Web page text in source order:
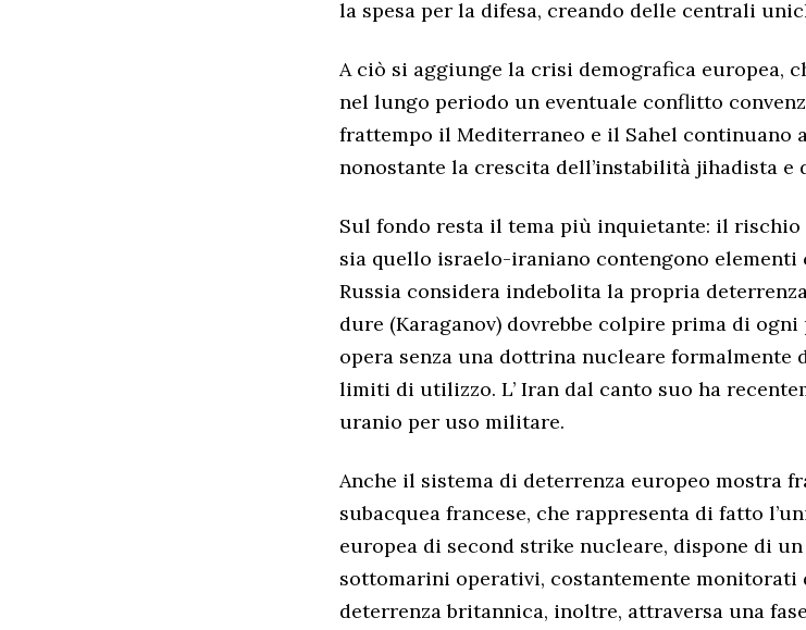
la spesa per la difesa, creando delle centrali
A ciò si aggiunge la crisi demografica europea,
nel lungo periodo un eventuale conflitto
frattempo il Mediterraneo e il Sahel continuano
nonostante la crescita dell’instabilità jihadista
Sul fondo resta il tema più inquietante: il
sia quello israelo-iraniano contengono
Russia considera indebolita la propria
dure (Karaganov) dovrebbe colpire prima di
opera senza una dottrina nucleare formalmente
limiti di utilizzo. L’ Iran dal canto suo ha
uranio per uso militare.
Anche il sistema di deterrenza europeo mostra
subacquea francese, che rappresenta di fatto
europea di second strike nucleare, dispone di
sottomarini operativi, costantemente
deterrenza britannica, inoltre, attraversa una